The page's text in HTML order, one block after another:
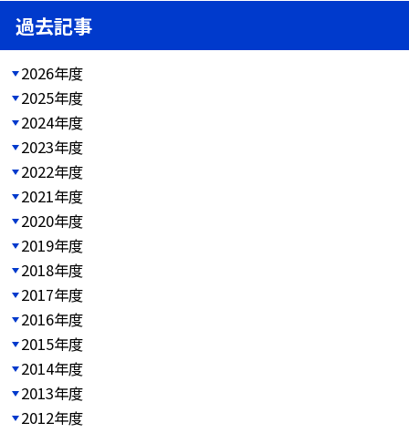
過去記事
2026年度
2025年度
2024年度
2023年度
2022年度
2021年度
2020年度
2019年度
2018年度
2017年度
2016年度
2015年度
2014年度
2013年度
2012年度